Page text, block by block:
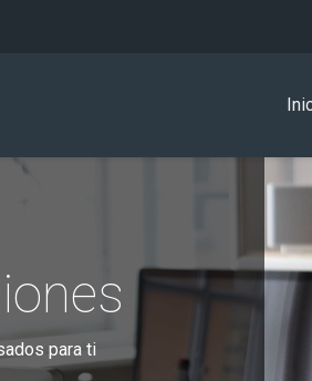
para ti